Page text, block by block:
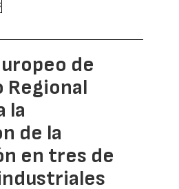
de
Regional
la
de la
en tres de